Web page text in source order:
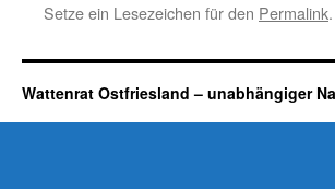
Setze ein Lesezeichen für den Permalink.
Wattenrat Ostfriesland – unabhängiger